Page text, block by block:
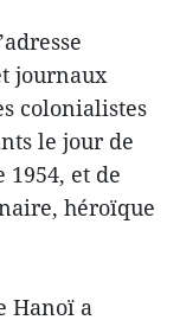
journaux
colonialistes
le jour de
et de
héroïque
Hanoï a